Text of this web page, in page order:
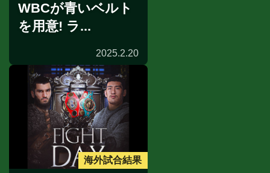
WBCが青いベルト
を用意! ラ...
2025.2.20
海外試合結果